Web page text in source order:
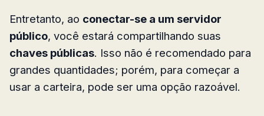
Entretanto, ao conectar-se a um servidor
público, você estará compartilhando suas
chaves públicas. Isso não é recomendado para
grandes quantidades; porém, para começar a
usar a carteira, pode ser uma opção razoável.